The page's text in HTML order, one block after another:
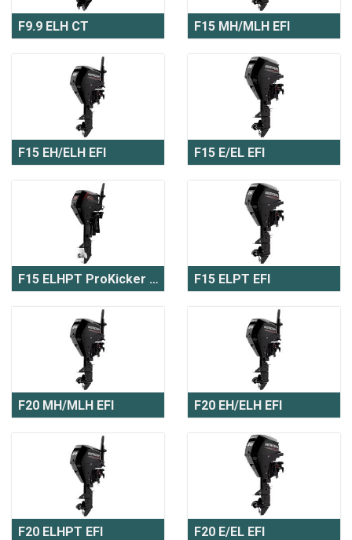
F9.9 ELH CT F15 MH/MLH EFI
F15 EH/ELH EFI F15 E/EL EFI
F15 ELHPT ProKicker EFI F15 ELPT EFI
F20 MH/MLH EFI F20 EH/ELH EFI
F20 ELHPT EFI F20 E/EL EFI